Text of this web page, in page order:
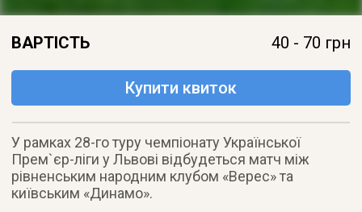
ВАРТІСТЬ 40 - 70 грн
Купити квиток
У рамках 28-го туру чемпіонату Української
Прем`єр-ліги у Львові відбудеться матч між
рівненським народним клубом «Верес» та
київським «Динамо».